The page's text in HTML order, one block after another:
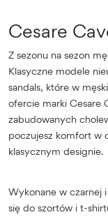
Cesare
Z sezonu na sezon
Klasyczne modele
sandals, które w
ofercie marki Cesare
zabudowanych
poczujesz komfort w
klasycznym designie.
Wykonane w czarnej
się do szortów i t-